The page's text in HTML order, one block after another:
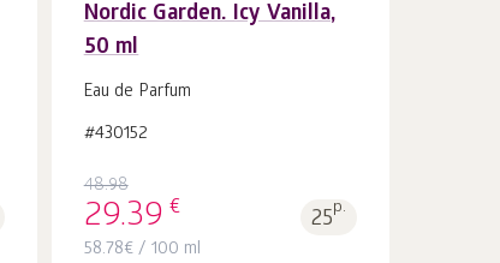
Nordic Garden. Icy Vanilla,
50 ml
Eau de Parfum
#430152
48.98
29.39 € 25p.
58.78€/ 100 ml